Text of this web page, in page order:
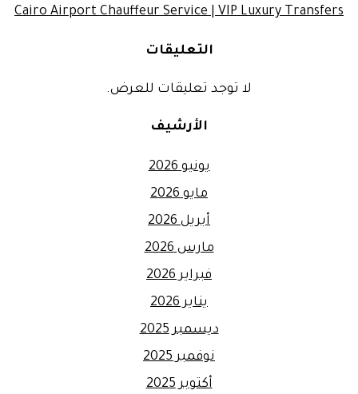
Cairo Airport Chauffeur Service | VIP Luxury Transfers
التعليقات
لا توجد تعليقات للعرض.
الأرشيف
يونيو 2026
مايو 2026
أبريل 2026
مارس 2026
فبراير 2026
يناير 2026
ديسمبر 2025
نوفمبر 2025
أكتوبر 2025